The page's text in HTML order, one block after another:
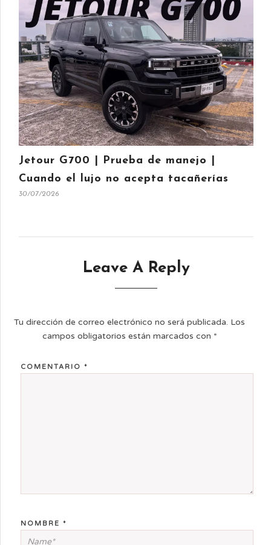
Jetour G700 | Prueba de manejo |
Cuando el lujo no acepta tacañerías
30/07/2026
Leave A Reply
Tu dirección de correo electrónico no será publicada. Los
campos obligatorios están marcados con *
COMENTARIO *
NOMBRE *